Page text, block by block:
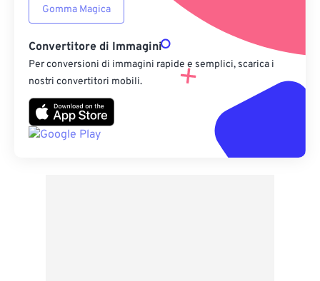
Gomma Magica
Convertitore di Immagini
Per conversioni di immagini rapide e semplici, scarica i
nostri convertitori mobili.